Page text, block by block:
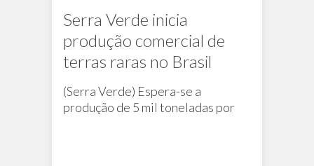
Serra Verde inicia
produção comercial de
terras raras no Brasil
(Serra Verde) Espera-se a
produção de 5 mil toneladas por